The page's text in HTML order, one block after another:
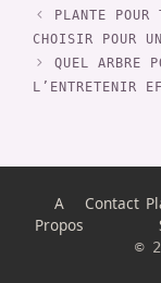
PLANTE POUR
CHOISIR POUR
QUEL ARBRE
L’ENTRETENIR
A
Propos
Contact
©